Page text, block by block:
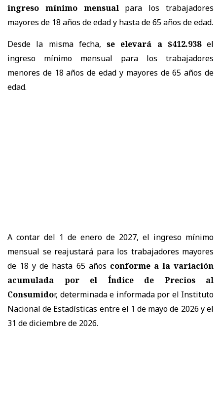
ingreso mínimo mensualpara los trabajadores
mayores de 18 años de edad y hasta de 65 años de edad.
Desde la misma fecha, se elevará a $412.938el
ingreso mínimo mensual para los trabajadores
menores de 18 años de edad y mayores de 65 años de
edad.
A contar del 1 de enero de 2027, el ingreso mínimo
mensual se reajustará para los trabajadores mayores
de 18 y de hasta 65 años conforme a la variación
acumulada por el Índice de Precios al
Consumidor, determinada e informada por el Instituto
Nacional de Estadísticas entre el 1 de mayo de 2026 y el
31 de diciembre de 2026.